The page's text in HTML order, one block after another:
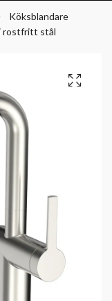
Köksblandare
rostfritt stål